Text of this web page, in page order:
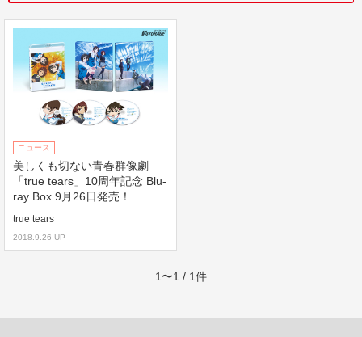
ニュース
美しくも切ない青春群像劇
「true tears」10周年記念 Blu-
ray Box 9月26日発売！
true tears
2018.9.26 UP
1〜1 / 1件